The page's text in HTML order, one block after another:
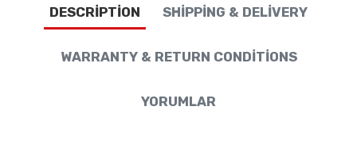
DESCRIPTION SHIPPING & DELIVERY
WARRANTY & RETURN CONDITIONS
YORUMLAR